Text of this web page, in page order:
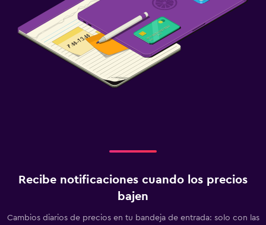
Recibe notificaciones cuando los precios
bajen
Cambios diarios de precios en tu bandeja de entrada: solo con las